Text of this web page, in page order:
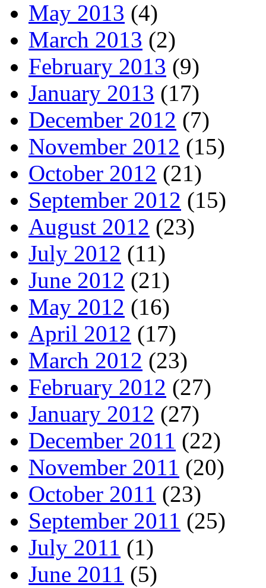
May 2013 (4)
March 2013 (2)
February 2013 (9)
January 2013 (17)
December 2012 (7)
November 2012 (15)
October 2012 (21)
September 2012 (15)
August 2012 (23)
July 2012 (11)
June 2012 (21)
May 2012 (16)
April 2012 (17)
March 2012 (23)
February 2012 (27)
January 2012 (27)
December 2011 (22)
November 2011 (20)
October 2011 (23)
September 2011 (25)
July 2011 (1)
June 2011 (5)